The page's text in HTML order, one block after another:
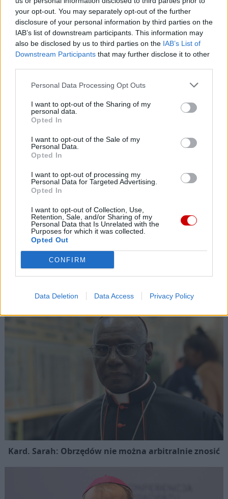
your opt-out. You may separately opt-out of the further
disclosure of your personal information by third parties on the
IAB’s list of downstream participants. This information may
also be disclosed by us to third parties on the IAB’s List of
Downstream Participants that may further disclose it to other
Personal Data Processing Opt Outs
I want to opt-out of the Sharing of my
personal data.
Opted In
I want to opt-out of the Sale of my
Personal Data.
Opted In
I want to opt-out of processing my
Personal Data for Targeted Advertising.
Opted In
I want to opt-out of Collection, Use,
Retention, Sale, and/or Sharing of my
Personal Data that Is Unrelated with the
Purposes for which it was collected.
Opted Out
CONFIRM
Data Deletion Data Access Privacy Policy
Tagi: HONDURAS PRZEMOC
Najnowsze
09 sierpnia 2026 | 14:24
Kościół w Pozzuoli na pierwszej linii: Msza wśród gruzów,
pomoc dla ewakuowanych
09 sierpnia 2026 | 14:19
Zwierzchnik UKGK: „Nie bójcie się, bądźcie wolni!” – dziedzictwo
09 sierpnia 2026 | 13:10
za twórczość w języku polskim
09 sierpnia 2026 | 12:54
Kościół apeluje o umożliwienie wysiedlonym chrześcijanom
powrotu do rodzinnych miejscowości
Popularne
Kard. Sarah: Obrzędów nie można arbitralnie znosić